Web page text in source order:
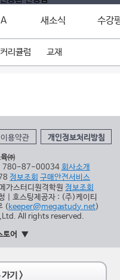
새소식 수강
리큘럼 교재
이용약관 개인정보처리방침
㈜
: 780-87-00034회사소개
정보조회 구매안전서비스
가스터디원격학원 정보조회
| 호스팅제공자 : (주)케이티
(keeper@megastudy.net)
All rights reserved.
토어
기 >